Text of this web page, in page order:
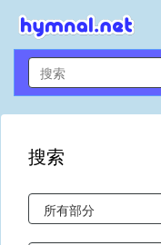
搜索